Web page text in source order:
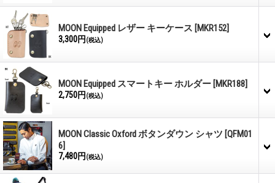
MOON Equipped レザー キーケース [MKR152]
3,300円(税込)
MOON Equipped スマートキー ホルダー [MKR188]
2,750円(税込)
MOON Classic Oxford ボタンダウン シャツ [QFM01
6]
7,480円(税込)